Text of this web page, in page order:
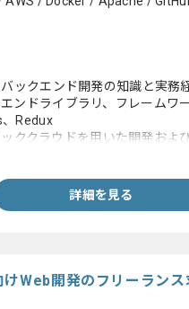
ックエンド開発の知識と実務
ンドライブラリ、フレームワ
Redux
ククラウドを用いた開発およ
い理解
詳細を見る
けWeb開発のフリーラン